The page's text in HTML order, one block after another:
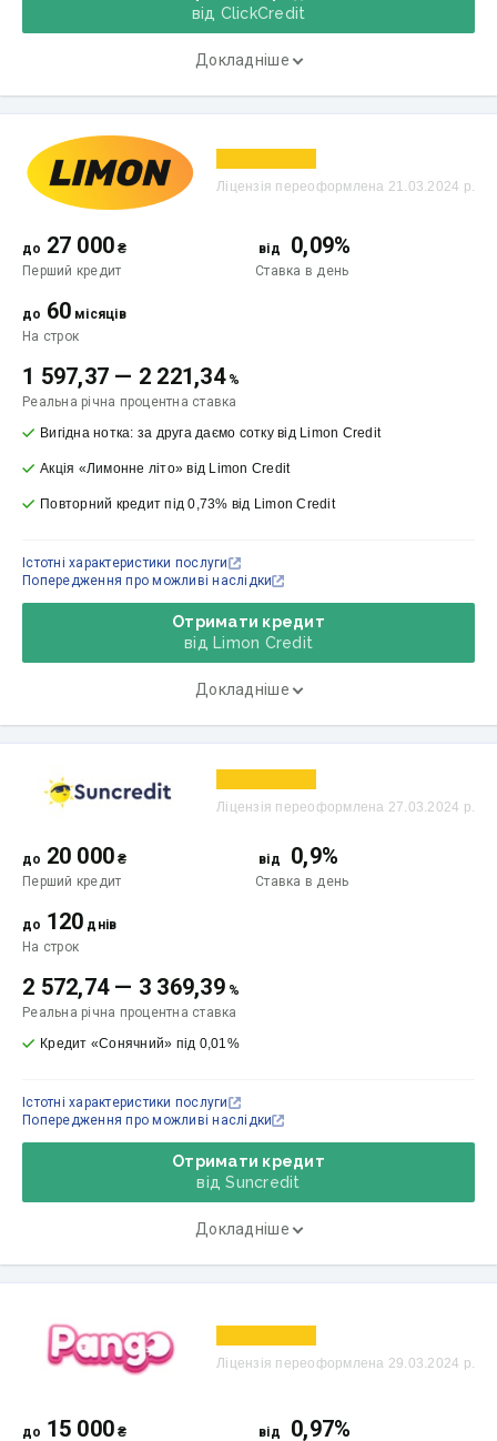
від ClickCredit
Докладніше
Ліцензія переоформлена 21.03.2024 р.
до 27 000 ₴
Перший кредит
від 0,09%
Ставка в день
до 60 місяців
На строк
1 597,37 — 2 221,34 %
Реальна річна процентна ставка
Отримати кредит
від Limon Credit
Докладніше
Вигідна нотка: за друга даємо сотку від Limon Credit
Акція «Лимонне літо» від Limon Credit
Повторний кредит під 0,73% від Limon Credit
Істотні характеристики послуги
Попередження про можливі наслідки
Ліцензія переоформлена 27.03.2024 р.
до 20 000 ₴
Перший кредит
від 0,9%
Ставка в день
до 120 днів
На строк
2 572,74— 3 369,39 %
Реальна річна процентна ставка
Отримати кредит
від Suncredit
Докладніше
Кредит «Сонячний» під 0,01%
Істотні характеристики послуги
Попередження про можливі наслідки
Ліцензія переоформлена 29.03.2024 р.
до 15 000 ₴
від 0,97%